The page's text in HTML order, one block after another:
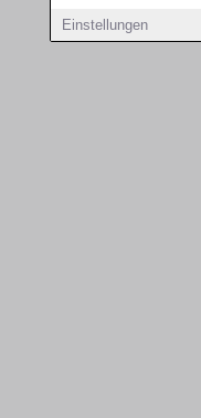
Einstellungen